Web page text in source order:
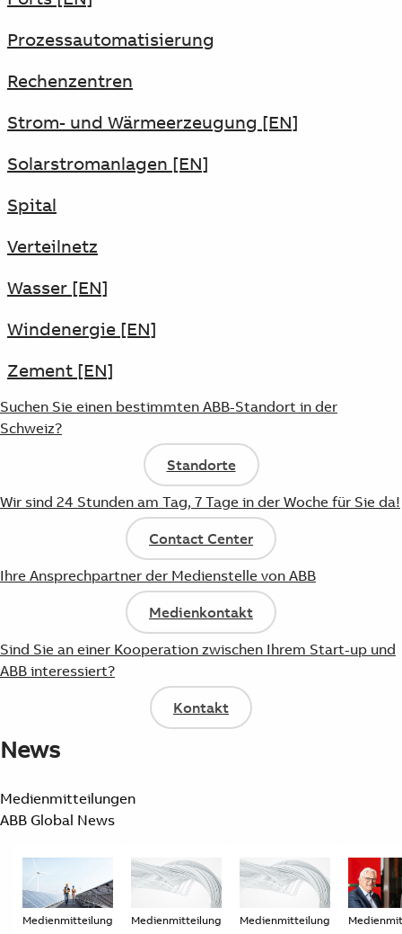
Prozessautomatisierung
Rechenzentren
Strom- und Wärmeerzeugung [EN]
Solarstromanlagen [EN]
Spital
Verteilnetz
Wasser [EN]
Windenergie [EN]
Zement [EN]
Suchen Sie einen bestimmten ABB-Standort in der
Schweiz?
Standorte
Wir sind 24 Stunden am Tag, 7 Tage in der Woche für Sie da!
Contact Center
Ihre Ansprechpartner der Medienstelle von ABB
Medienkontakt
Sind Sie an einer Kooperation zwischen Ihrem Start-up und
ABB interessiert?
Kontakt
News
Medienmitteilungen
ABB Global News
Medienmitteilung
Medienmitteilung
Medienmitteilung